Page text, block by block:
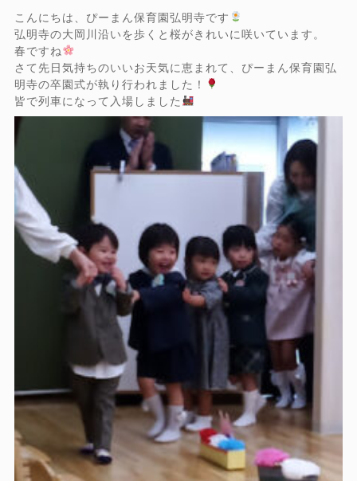
こんにちは、ぴーまん保育園弘明寺です
弘明寺の大岡川沿いを歩くと桜がきれいに咲いています。
春ですね
さて先日気持ちのいいお天気に恵まれて、ぴーまん保育園弘
明寺の卒園式が執り行われました！
皆で列車になって入場しました